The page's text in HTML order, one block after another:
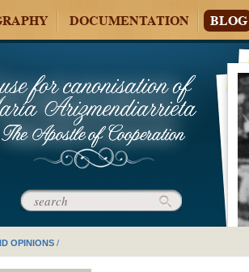
DOCUMENTATION BLOG
OPINIONS/